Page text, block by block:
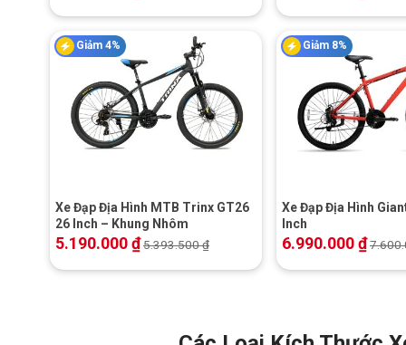
Giảm 4%
Xe Đạp Địa Hình MTB Trinx GT26
26 Inch – Khung Nhôm
5.190.000₫5.393.500₫
Giảm 8%
Xe Đạp Địa Hình
Inch
6.990.000₫